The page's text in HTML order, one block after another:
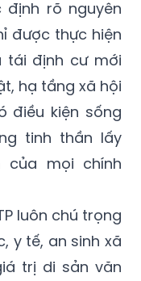
định rõ nguyên
được thực hiện
tái định cư mới
hạ tầng xã hội
điều kiện sống
tinh thần lấy
mọi chính
luôn chú trọng
y tế, an sinh xã
trị di sản văn